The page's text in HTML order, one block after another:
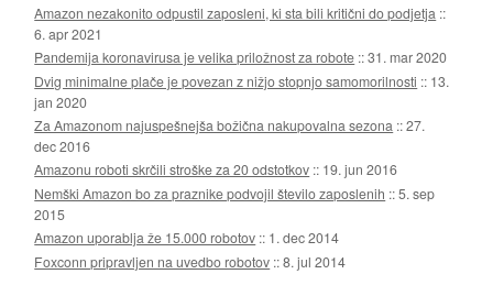
Amazon nezakonito odpustil zaposleni, ki sta bili kritični do podjetja ::
6. apr 2021
Pandemija koronavirusa je velika priložnost za robote ::31. mar 2020
Dvig minimalne plače je povezan z nižjo stopnjo samomorilnosti :: 13.
jan 2020
Za Amazonom najuspešnejša božična nakupovalna sezona ::27.
dec 2016
Amazonu roboti skrčili stroške za 20 odstotkov :: 19. jun 2016
Nemški Amazon bo za praznike podvojil število zaposlenih ::5. sep
2015
Amazon uporablja že 15.000 robotov :: 1. dec 2014
Foxconn pripravljen na uvedbo robotov ::8. jul 2014